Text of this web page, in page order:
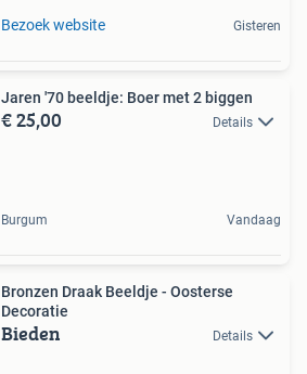
Bezoek website Gisteren
Jaren '70 beeldje: Boer met 2 biggen
€ 25,00 Details
Burgum Vandaag
Bronzen Draak Beeldje - Oosterse
Decoratie
Bieden Details